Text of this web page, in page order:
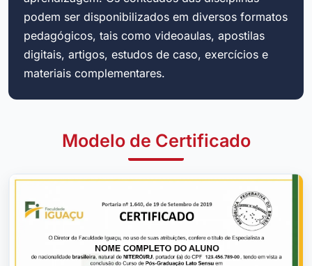
podem ser disponibilizados em diversos formatos
pedagógicos, tais como videoaulas, apostilas
digitais, artigos, estudos de caso, exercícios e
materiais complementares.
Modelo de Certificado